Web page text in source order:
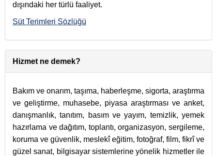
dışındaki her türlü faaliyet.
Süt Terimleri Sözlüğü
Hizmet ne demek?
Bakım ve onarım, taşıma, haberleşme, sigorta, araştırma
ve geliştirme, muhasebe, piyasa araştırması ve anket,
danışmanlık, tanıtım, basım ve yayım, temizlik, yemek
hazırlama ve dağıtım, toplantı, organizasyon, sergileme,
koruma ve güvenlik, meslekî eğitim, fotoğraf, film, fikrî ve
güzel sanat, bilgisayar sistemlerine yönelik hizmetler ile